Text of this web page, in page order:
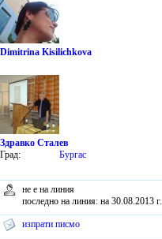
Dimitrina Kisilichkova
Здравко Сталев
Град:
Бургас
не е на линия
последно на линия: на 30.08.2013 г.
изпрати писмо